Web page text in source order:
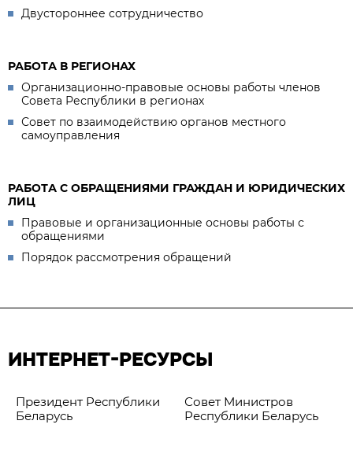
Двустороннее сотрудничество
РАБОТА В РЕГИОНАХ
Организационно-правовые основы работы членов
Совета Республики в регионах
Совет по взаимодействию органов местного
самоуправления
РАБОТА С ОБРАЩЕНИЯМИ ГРАЖДАН И ЮРИДИЧЕСКИХ
ЛИЦ
Правовые и организационные основы работы с
обращениями
Порядок рассмотрения обращений
ИНТЕРНЕТ-РЕСУРСЫ
Президент Республики
Беларусь
Совет Министров
Республики Беларусь